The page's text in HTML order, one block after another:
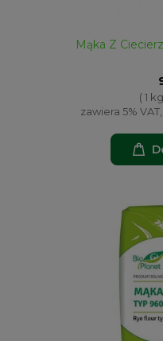
Mąka Z
( 1
zawiera 5%